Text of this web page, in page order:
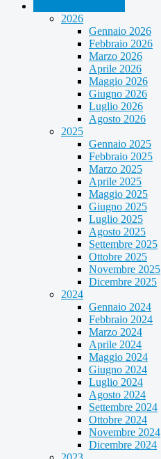
2026
Gennaio 2026
Febbraio 2026
Marzo 2026
Aprile 2026
Maggio 2026
Giugno 2026
Luglio 2026
Agosto 2026
2025
Gennaio 2025
Febbraio 2025
Marzo 2025
Aprile 2025
Maggio 2025
Giugno 2025
Luglio 2025
Agosto 2025
Settembre 2025
Ottobre 2025
Novembre 2025
Dicembre 2025
2024
Gennaio 2024
Febbraio 2024
Marzo 2024
Aprile 2024
Maggio 2024
Giugno 2024
Luglio 2024
Agosto 2024
Settembre 2024
Ottobre 2024
Novembre 2024
Dicembre 2024